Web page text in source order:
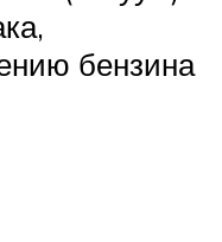
бензина